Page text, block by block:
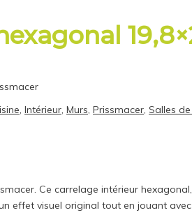
, Intérieur, Murs, Prissmacer, Salles
Ce carrelage intérieur
effet visuel original tout en jouant